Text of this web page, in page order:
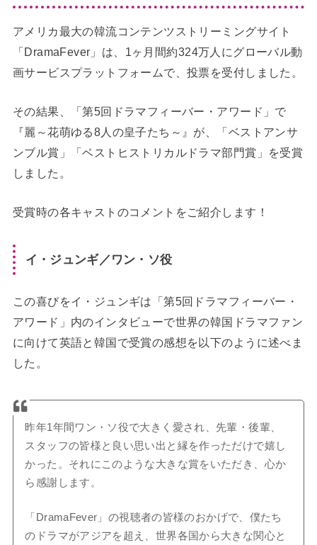
アメリカ最大の韓流コンテンツストリーミングサイト
「DramaFever」は、1ヶ月間約324万人にグローバル動
画サービスプラットフォームで、投票を受付しました。
その結果、「第5回ドラマフィーバー・アワード」で
『麗～花萌ゆる8人の皇子たち～』が、「ベストアンサ
ンブル賞」「ベストヒストリカルドラマ部門賞」を受賞
しました。
受賞時の各キャストのコメントをご紹介します！
イ・ジュンギ／ワン・ソ役
この喜びをイ・ジュンギは「第5回ドラマフィーバー・
アワード」内のインタビューで世界の韓国ドラマファン
に向けて英語と韓国で受賞の感想を以下のように述べま
した。
昨年1年間ワン・ソ役で大きく愛され、先輩・後輩、
スタッフの皆様と良い思い出と縁を作っただけで嬉し
かった。それにこのような大きな賞をいただき、心か
ら感謝します。
「DramaFever」の視聴者の皆様のおかげで、僕たち
のドラマがアジアを超え、世界各国から大きな関心と